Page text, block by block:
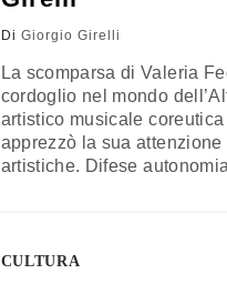
Di Giorgio Girelli
La scomparsa di Valeria
cordoglio nel mondo
artistico musicale
apprezzò la sua
artistiche. Difese
Giorgio Girelli, presidente
CULTURA